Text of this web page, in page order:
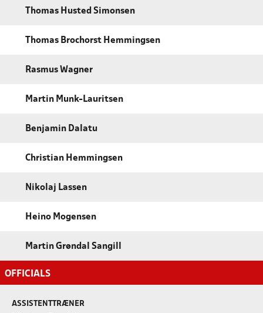
Thomas Husted Simonsen
Thomas Brochorst Hemmingsen
Rasmus Wagner
Martin Munk-Lauritsen
Benjamin Dalatu
Christian Hemmingsen
Nikolaj Lassen
Heino Mogensen
Martin Grøndal Sangill
OFFICIALS
ASSISTENTTRÆNER